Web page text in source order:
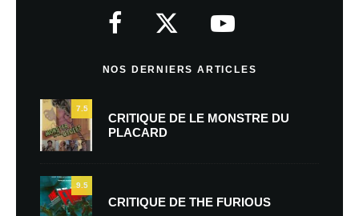
NOS DERNIERS ARTICLES
7.5
CRITIQUE DE LE MONSTRE DU
PLACARD
9.5
CRITIQUE DE THE FURIOUS